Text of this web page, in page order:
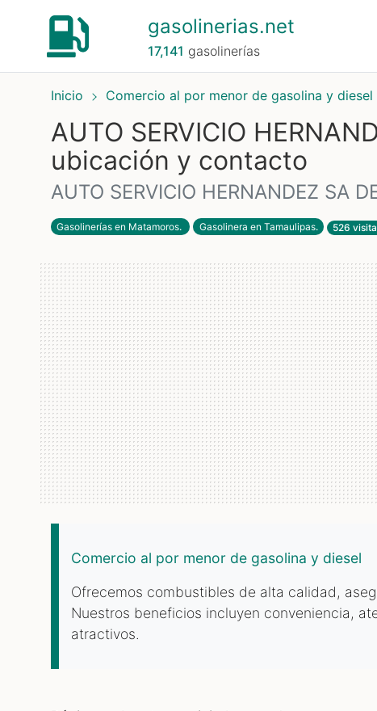
gasolinerias.net
17,141 gasolinerías
Inicio Comercio al por menor de gasolina y diesel
AUTO SERVICIO
ubicación y contacto
AUTO SERVICIO HERNANDEZ SA
Gasolinerías en Matamoros. Gasolinera en Tamaulipas. 526
Comercio al por menor de gasolina y diesel
Ofrecemos combustibles de alta calidad,
Nuestros beneficios incluyen conveniencia,
atractivos.